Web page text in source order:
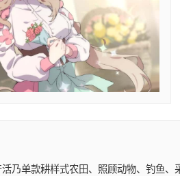
乃单款耕样式农田、照顾动物、钓鱼